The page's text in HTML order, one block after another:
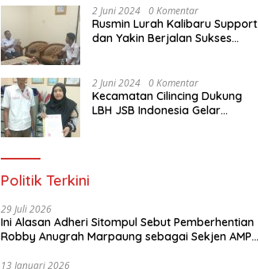
Diadakan LBH JSB Indonesia
2 Juni 2024 0 Komentar
Rusmin Lurah Kalibaru Support
dan Yakin Berjalan Sukses
Taruna di Jakarta Utara
2 Juni 2024 0 Komentar
Kecamatan Cilincing Dukung
LBH JSB Indonesia Gelar
Politik Terkini
29 Juli 2026
Ini Alasan Adheri Sitompul Sebut Pemberhentian
Robby Anugrah Marpaung sebagai Sekjen AMPI
13 Januari 2026